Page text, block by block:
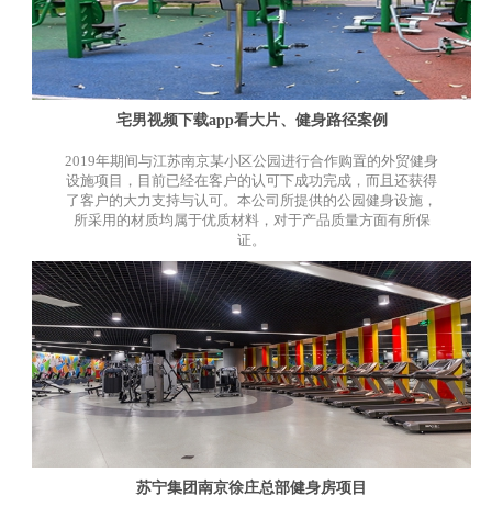
宅男视频下载app看大片、健身路径案例
2019年期间与江苏南京某小区公园进行合作购置的外贸健身
设施项目，目前已经在客户的认可下成功完成，而且还获得
了客户的大力支持与认可。本公司所提供的公园健身设施，
所采用的材质均属于优质材料，对于产品质量方面有所保
证。
苏宁集团南京徐庄总部健身房项目